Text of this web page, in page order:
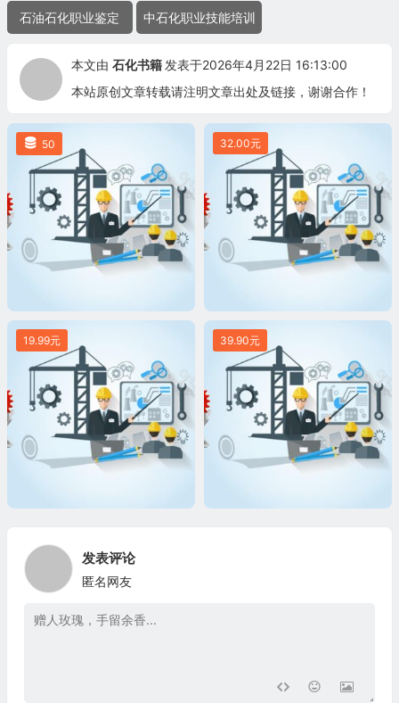
石油石化职业鉴定 中石化职业技能培训
本文由 石化书籍 发表于2026年4月22日 16:13:00
本站原创文章转载请注明文章出处及链接，谢谢合作！
50 32.00元
19.99元 39.90元
发表评论
匿名网友